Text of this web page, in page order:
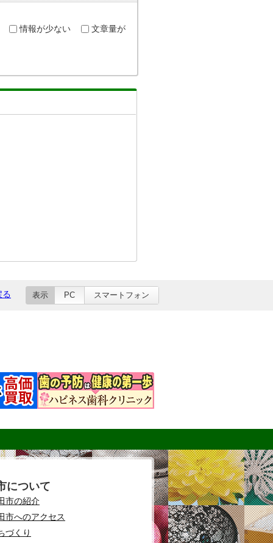
情報が少ない 文章量が
る 表示 PC スマートフォン
について
市の紹介
市へのアクセス
づくり